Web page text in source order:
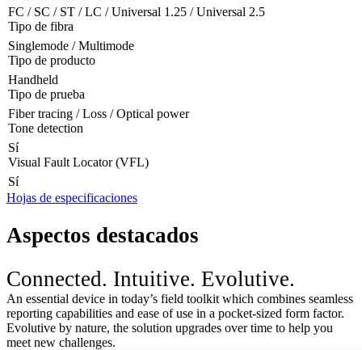
FC / SC / ST / LC / Universal 1.25 / Universal 2.5
Tipo de fibra
Singlemode / Multimode
Tipo de producto
Handheld
Tipo de prueba
Fiber tracing / Loss / Optical power
Tone detection
Sí
Visual Fault Locator (VFL)
Sí
Hojas de especificaciones
Aspectos destacados
Connected. Intuitive. Evolutive.
An essential device in today’s field toolkit which combines seamless
reporting capabilities and ease of use in a pocket-sized form factor.
Evolutive by nature, the solution upgrades over time to help you
meet new challenges.